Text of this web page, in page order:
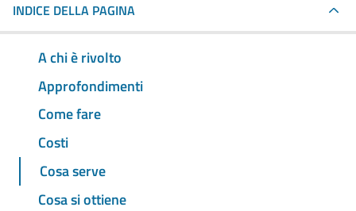
INDICE DELLA PAGINA
A chi è rivolto
Approfondimenti
Come fare
Costi
Cosa serve
Cosa si ottiene